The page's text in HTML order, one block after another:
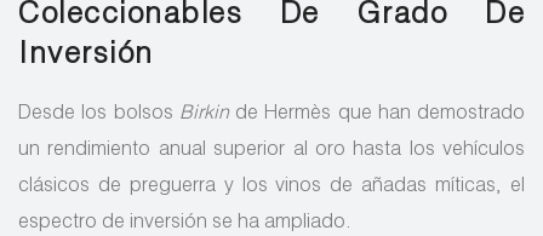
Coleccionables De Grado De
Inversión
Desde los bolsos Birkinde Hermès que han demostrado
un rendimiento anual superior al oro hasta los vehículos
clásicos de preguerra y los vinos de añadas míticas, el
espectro de inversión se ha ampliado.